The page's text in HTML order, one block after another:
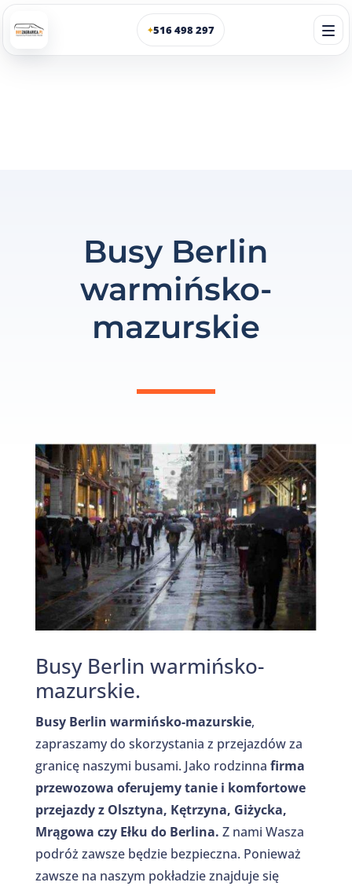
✦516 498 297
Busy Berlin
warmińsko-
mazurskie
Busy Berlin warmińsko-
mazurskie.
Busy Berlin warmińsko-mazurskie,
zapraszamy do skorzystania z przejazdów za
granicę naszymi busami. Jako rodzinna firma
przewozowa oferujemy tanie i komfortowe
przejazdy z Olsztyna, Kętrzyna, Giżycka,
Mrągowa czy Ełku do Berlina. Z nami Wasza
podróż zawsze będzie bezpieczna. Ponieważ
zawsze na naszym pokładzie znajduje się